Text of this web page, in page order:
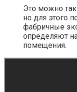
Это можно
но для этого
фабричные
определяют
помещения.